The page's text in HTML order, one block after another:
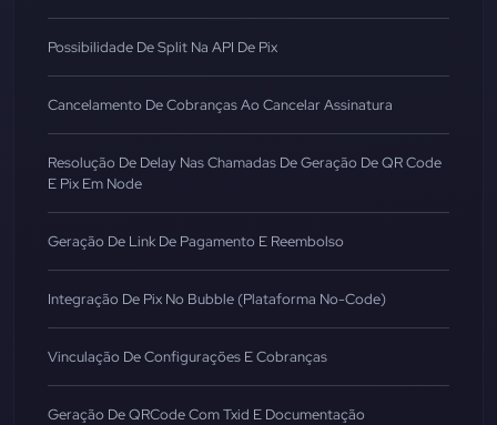
Possibilidade De Split Na API De Pix
Cancelamento De Cobranças Ao Cancelar Assinatura
Resolução De Delay Nas Chamadas De Geração De QR Code
E Pix Em Node
Geração De Link De Pagamento E Reembolso
Integração De Pix No Bubble (Plataforma No-Code)
Vinculação De Configurações E Cobranças
Geração De QRCode Com Txid E Documentação